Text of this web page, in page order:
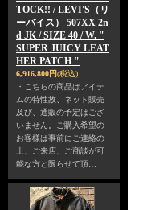
TOCK!! / LEVI'S（リ
ーバイス） 507XX 2n
d JK / SIZE 40 / W. "
SUPER JUICY LEAT
HER PATCH "
6,916,800円(税込)
・こちらの商品はアイテ
ムの特性故、ネット販売
及び、通販の予定はござ
いません。ご購入希望の
お客様は事前にご連絡の
上、ご来店、ご商談が可
能な方と限らせて頂…